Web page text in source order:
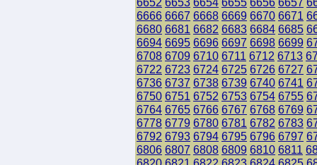
6666 6667 6668 6669 6670 6671
6680 6681 6682 6683 6684 6685
6694 6695 6696 6697 6698 6699
6708 6709 6710 6711 6712 6713
6722 6723 6724 6725 6726 6727
6736 6737 6738 6739 6740 6741
6750 6751 6752 6753 6754 6755
6764 6765 6766 6767 6768 6769
6778 6779 6780 6781 6782 6783
6792 6793 6794 6795 6796 6797
6806 6807 6808 6809 6810 6811